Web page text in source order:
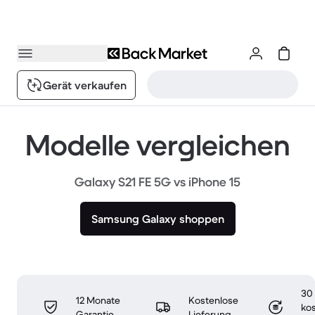
Gerät verkaufen
Modelle vergleichen
Galaxy S21 FE 5G vs iPhone 15
Samsung Galaxy shoppen
12 Monate
Kostenlose
30